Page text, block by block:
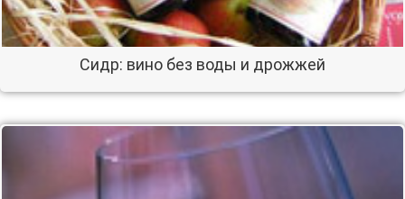
Сидр: вино без воды и дрожжей